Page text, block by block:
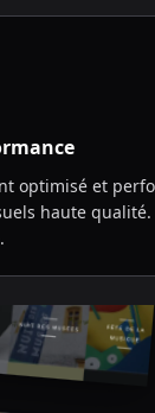
optimisé et
haute